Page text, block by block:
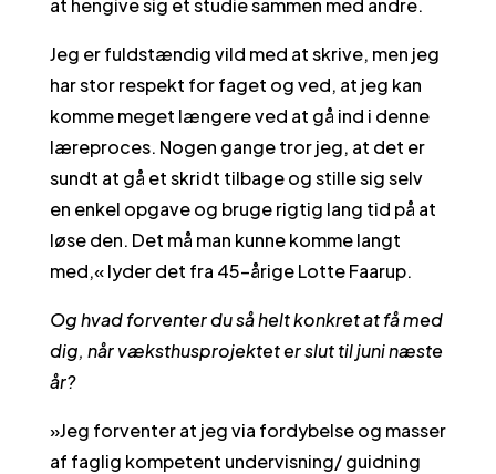
at hengive sig et studie sammen med andre.
Jeg er fuldstændig vild med at skrive, men jeg
har stor respekt for faget og ved, at jeg kan
komme meget længere ved at gå ind i denne
læreproces. Nogen gange tror jeg, at det er
sundt at gå et skridt tilbage og stille sig selv
en enkel opgave og bruge rigtig lang tid på at
løse den. Det må man kunne komme langt
med,« lyder det fra 45-årige Lotte Faarup.
Og hvad forventer du så helt konkret at få med
dig, når væksthusprojektet er slut til juni næste
år?
»Jeg forventer at jeg via fordybelse og masser
af faglig kompetent undervisning/ guidning